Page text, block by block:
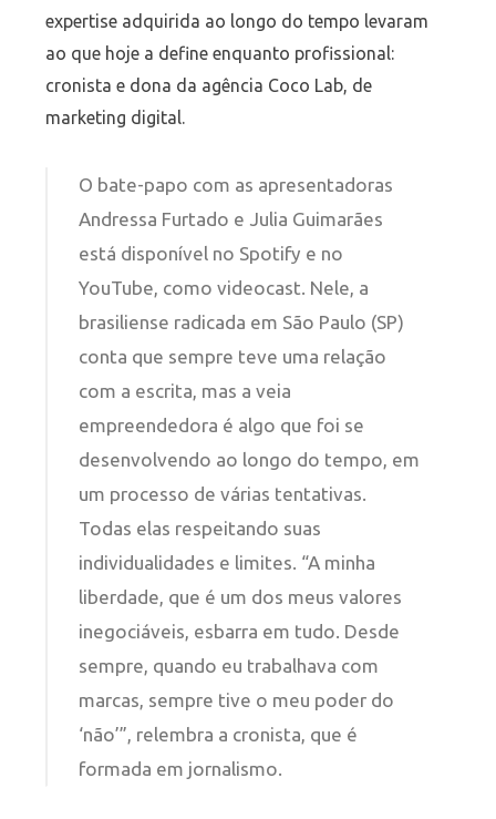
expertise adquirida ao longo do tempo levaram
ao que hoje a define enquanto profissional:
cronista e dona da agência Coco Lab, de
marketing digital.
O bate-papo com as apresentadoras
Andressa Furtado e Julia Guimarães
está disponível no Spotify e no
YouTube, como videocast. Nele, a
brasiliense radicada em São Paulo (SP)
conta que sempre teve uma relação
com a escrita, mas a veia
empreendedora é algo que foi se
desenvolvendo ao longo do tempo, em
um processo de várias tentativas.
Todas elas respeitando suas
individualidades e limites. “A minha
liberdade, que é um dos meus valores
inegociáveis, esbarra em tudo. Desde
sempre, quando eu trabalhava com
marcas, sempre tive o meu poder do
‘não’”, relembra a cronista, que é
formada em jornalismo.